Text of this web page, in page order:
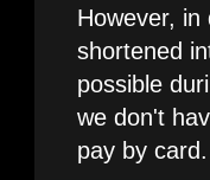
However,
shortened
possible
we don't
pay by